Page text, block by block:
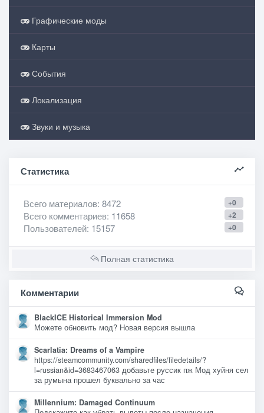
Графические моды
Карты
События
Локализация
Звуки и музыка
Статистика
+0
Всего материалов: 8472
+2
Всего комментариев: 11658
+0
Пользователей: 15157
Полная статистика
Комментарии
BlackICE Historical Immersion Mod
Можете обновить мод? Новая версия вышла
Scarlatia: Dreams of a Vampire
https://steamcommunity.com/sharedfiles/filedetails/?
l=russian&id=3683467063 добавьте руссик пж Мод хуйня сел
за румына прошел буквально за час
Millennium: Damaged Continuum